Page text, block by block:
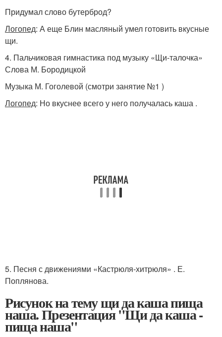
Придумал слово бутерброд?
Логопед: А еще Блин масляный умел готовить вкусные
щи.
4. Пальчиковая гимнастика под музыку «Щи-талочка»
Слова М. Бородицкой
Музыка М. Гоголевой (смотри занятие №1 )
Логопед: Но вкуснее всего у него получалась каша .
5. Песня с движениями «Кастрюля-хитрюля» . Е.
Поплянова.
Рисунок на тему щи да каша пища
наша. Презентация "Щи да каша -
пища наша"